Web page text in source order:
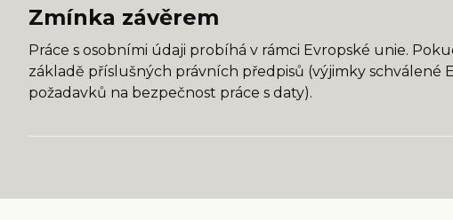
Zmínka závěrem
Práce s osobními údaji probíhá v rámci Evropské unie.
základě příslušných právních předpisů (výjimky
požadavků na bezpečnost práce s daty).